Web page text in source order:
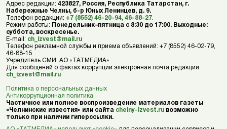
Адрес редакции: 423827, Россия, Республика Татарстан, г.
Набережные Челны, б-р Юных Ленинцев, д. 9.
Телефон редакции: +7 (8552) 46-20-94 46-88-27
Режим работы: Понедельник–пятница с 8:30 до 17:00. Выходные:
суббота, воскресенье.
E-mail: ch_izvest@mail.ru
Телефон рекламной службы и приема объявлений: +7 (8552) 46-02-79,
46-88-15
Учредитель СМИ: АО «ТАТМЕДИА»
Для сообщений о фактах коррупции электронная почта редакции:
ch_izvest@mail.ru
Политика о персональных данных
Антикоррупционная политика
Частичное или полное воспроизведение материалов газеты
«Челнинские известия» или сайта chelny-izvest.ru возможно
только при наличии гиперссылки.